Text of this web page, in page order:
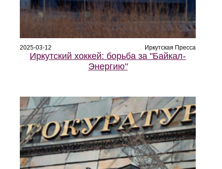
2025-03-12 Иркутская Пресса
Иркутский хоккей: борьба за "Байкал-
Энергию"